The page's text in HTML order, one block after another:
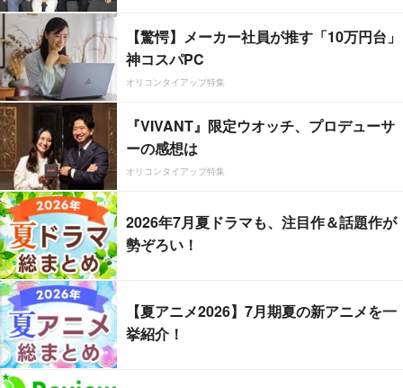
【驚愕】メーカー社員が推す「10万円台」
神コスパPC
オリコンタイアップ特集
『VIVANT』限定ウオッチ、プロデューサ
ーの感想は
オリコンタイアップ特集
2026年7月夏ドラマも、注目作＆話題作が
勢ぞろい！
【夏アニメ2026】7月期夏の新アニメを一
挙紹介！